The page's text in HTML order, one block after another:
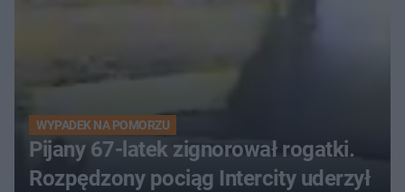
WYPADEK NA POMORZU
Pijany 67-latek zignorował rogatki.
Rozpędzony pociąg Intercity uderzył